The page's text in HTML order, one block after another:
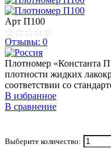
Арт П100
Отзывы: 0
Плотномер «Константа
плотности жидких
соответствии со
В избранное
В сравнение
Выберите количество: